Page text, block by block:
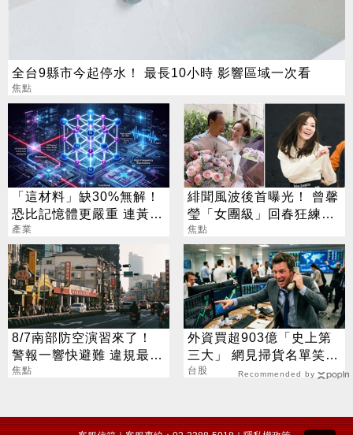
全台9縣市今起停水！ 最長10小時 影響區域一次看
焦點
「這材料」缺30%無解！
恐比記憶體更嚴重 連黃仁
勳都掏錢秒訂
產業
緋聞風波後首曝光！ 曾馨
瑩「女團級」回春狂練舞
郭董獨自公園散步
焦點
8/7南部防空演習來了！
警報一響快避難 違規最高
開罰15萬
焦點
外資買超903億「史上第
三大」 網見掃貨名單笑：
不懂在幹嘛
台股 Recommended by